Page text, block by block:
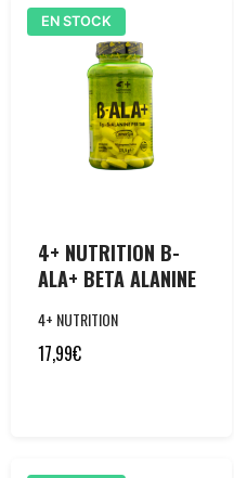
EN STOCK
4+ NUTRITION B-
ALA+ BETA ALANINE
4+ NUTRITION
17,99€